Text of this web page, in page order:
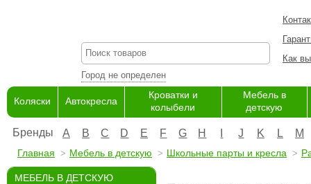
Город не определен
Как
Коляски Автокресла
Кроватки и
колыбели
Мебель в
детскую
Бренды A B C D E F G H J K L M
Главная Мебель в детскую Школьные парты и кресла
МЕБЕЛЬ В ДЕТСКУЮ